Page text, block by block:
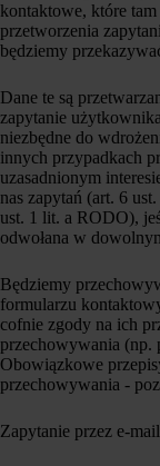
kontaktowe, które
przetworzenia
będziemy
Dane te są
zapytanie
niezbędne do
innych przypadkach
uzasadnionym
nas zapytań (art. 6
ust. 1 lit. a RODO),
odwołana w
Będziemy
formularzu
cofnie zgody na ich
przechowywania (np.
Obowiązkowe
przechowywania -
Zapytanie przez e-